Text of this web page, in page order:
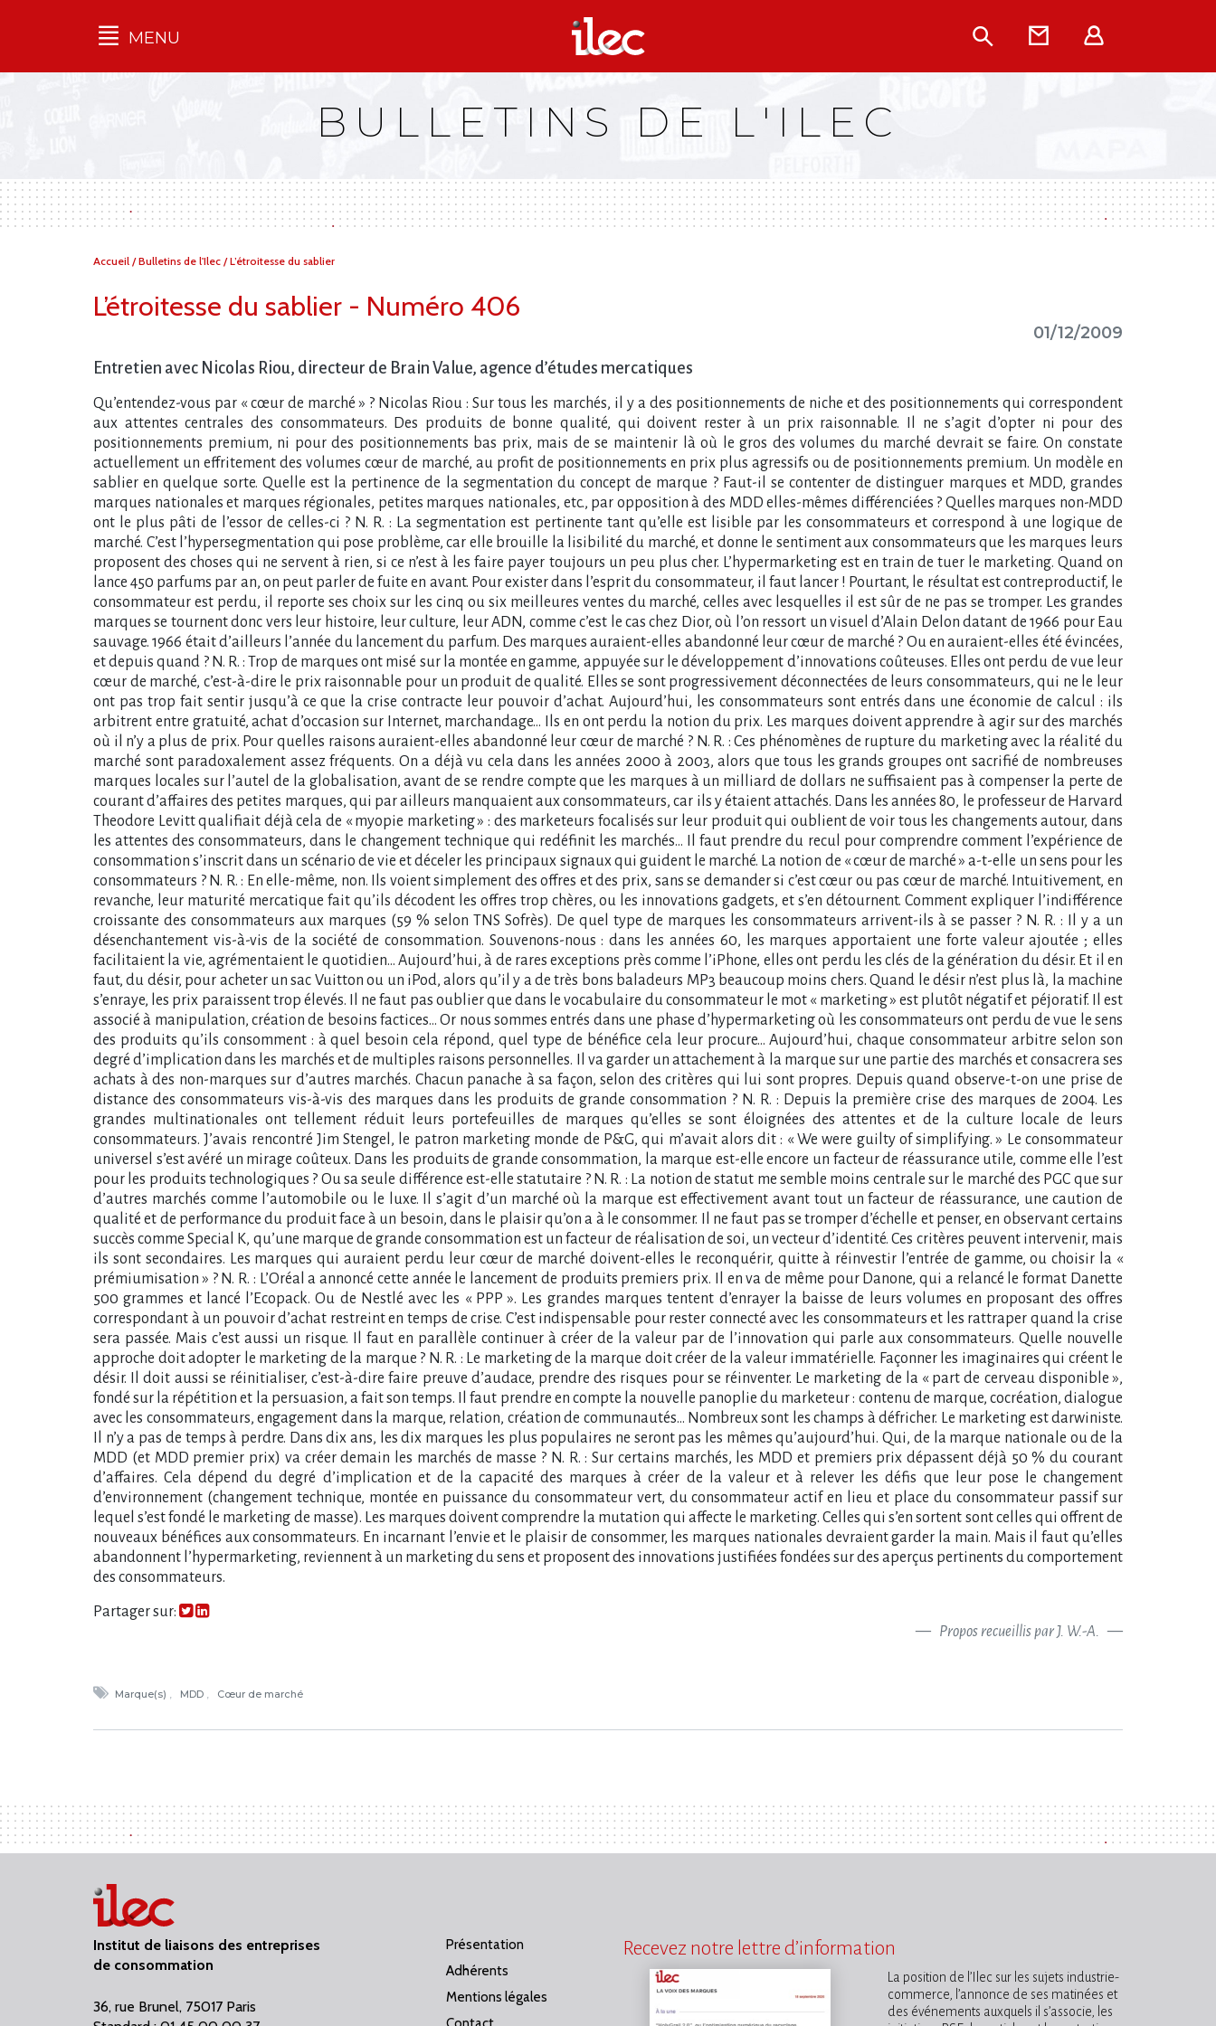
Qu'est-ce que l’Ilec
Campagnes
multimarques
MENU Rechercher
Contact
BULLETINS DE L'ILEC
Vous
Accueil /Bulletins de l'Ilec /L’étroitesse du sablier
L’étroitesse du sablier - Numéro 406
01/12/2009
Entretien avec Nicolas Riou, directeur de Brain Value, agence d’études mercatiques
Qu’entendez-vous par « cœur de marché » ? Nicolas Riou : Sur tous les marchés, il y a des positionnements de niche et des positionnements qui correspondent
aux attentes centrales des consommateurs. Des produits de bonne qualité, qui doivent rester à un prix raisonnable. Il ne s’agit d’opter ni pour des
positionnements premium, ni pour des positionnements bas prix, mais de se maintenir là où le gros des volumes du marché devrait se faire. On constate
actuellement un effritement des volumes cœur de marché, au profit de positionnements en prix plus agressifs ou de positionnements premium. Un modèle en
sablier en quelque sorte. Quelle est la pertinence de la segmentation du concept de marque ? Faut-il se contenter de distinguer marques et MDD, grandes
marques nationales et marques régionales, petites marques nationales, etc., par opposition à des MDD elles-mêmes différenciées ? Quelles marques non-MDD
ont le plus pâti de l’essor de celles-ci ? N. R. : La segmentation est pertinente tant qu’elle est lisible par les consommateurs et correspond à une logique de
marché. C’est l’hypersegmentation qui pose problème, car elle brouille la lisibilité du marché, et donne le sentiment aux consommateurs que les marques leurs
proposent des choses qui ne servent à rien, si ce n’est à les faire payer toujours un peu plus cher. L’hypermarketing est en train de tuer le marketing. Quand on
lance 450 parfums par an, on peut parler de fuite en avant. Pour exister dans l’esprit du consommateur, il faut lancer ! Pourtant, le résultat est contreproductif, le
consommateur est perdu, il reporte ses choix sur les cinq ou six meilleures ventes du marché, celles avec lesquelles il est sûr de ne pas se tromper. Les grandes
marques se tournent donc vers leur histoire, leur culture, leur ADN, comme c’est le cas chez Dior, où l’on ressort un visuel d’Alain Delon datant de 1966 pour Eau
sauvage. 1966 était d’ailleurs l’année du lancement du parfum. Des marques auraient-elles abandonné leur cœur de marché ? Ou en auraient-elles été évincées,
et depuis quand ? N. R. : Trop de marques ont misé sur la montée en gamme, appuyée sur le développement d’innovations coûteuses. Elles ont perdu de vue leur
cœur de marché, c’est-à-dire le prix raisonnable pour un produit de qualité. Elles se sont progressivement déconnectées de leurs consommateurs, qui ne le leur
ont pas trop fait sentir jusqu’à ce que la crise contracte leur pouvoir d’achat. Aujourd’hui, les consommateurs sont entrés dans une économie de calcul : ils
arbitrent entre gratuité, achat d’occasion sur Internet, marchandage… Ils en ont perdu la notion du prix. Les marques doivent apprendre à agir sur des marchés
où il n’y a plus de prix. Pour quelles raisons auraient-elles abandonné leur cœur de marché ? N. R. : Ces phénomènes de rupture du marketing avec la réalité du
marché sont paradoxalement assez fréquents. On a déjà vu cela dans les années 2000 à 2003, alors que tous les grands groupes ont sacrifié de nombreuses
marques locales sur l’autel de la globalisation, avant de se rendre compte que les marques à un milliard de dollars ne suffisaient pas à compenser la perte de
courant d’affaires des petites marques, qui par ailleurs manquaient aux consommateurs, car ils y étaient attachés. Dans les années 80, le professeur de Harvard
Theodore Levitt qualifiait déjà cela de « myopie marketing » : des marketeurs focalisés sur leur produit qui oublient de voir tous les changements autour, dans
les attentes des consommateurs, dans le changement technique qui redéfinit les marchés… Il faut prendre du recul pour comprendre comment l’expérience de
consommation s’inscrit dans un scénario de vie et déceler les principaux signaux qui guident le marché. La notion de « cœur de marché » a-t-elle un sens pour les
consommateurs ? N. R. : En elle-même, non. Ils voient simplement des offres et des prix, sans se demander si c’est cœur ou pas cœur de marché. Intuitivement, en
revanche, leur maturité mercatique fait qu’ils décodent les offres trop chères, ou les innovations gadgets, et s’en détournent. Comment expliquer l’indifférence
croissante des consommateurs aux marques (59 % selon TNS Sofrès). De quel type de marques les consommateurs arrivent-ils à se passer ? N. R. : Il y a un
désenchantement vis-à-vis de la société de consommation. Souvenons-nous : dans les années 60, les marques apportaient une forte valeur ajoutée ; elles
facilitaient la vie, agrémentaient le quotidien… Aujourd’hui, à de rares exceptions près comme l’iPhone, elles ont perdu les clés de la génération du désir. Et il en
faut, du désir, pour acheter un sac Vuitton ou un iPod, alors qu’il y a de très bons baladeurs MP3 beaucoup moins chers. Quand le désir n’est plus là, la machine
s’enraye, les prix paraissent trop élevés. Il ne faut pas oublier que dans le vocabulaire du consommateur le mot « marketing » est plutôt négatif et péjoratif. Il est
associé à manipulation, création de besoins factices… Or nous sommes entrés dans une phase d’hypermarketing où les consommateurs ont perdu de vue le sens
des produits qu’ils consomment : à quel besoin cela répond, quel type de bénéfice cela leur procure… Aujourd’hui, chaque consommateur arbitre selon son
degré d’implication dans les marchés et de multiples raisons personnelles. Il va garder un attachement à la marque sur une partie des marchés et consacrera ses
achats à des non-marques sur d’autres marchés. Chacun panache à sa façon, selon des critères qui lui sont propres. Depuis quand observe-t-on une prise de
distance des consommateurs vis-à-vis des marques dans les produits de grande consommation ? N. R. : Depuis la première crise des marques de 2004. Les
grandes multinationales ont tellement réduit leurs portefeuilles de marques qu’elles se sont éloignées des attentes et de la culture locale de leurs
consommateurs. J’avais rencontré Jim Stengel, le patron marketing monde de P&G, qui m’avait alors dit : « We were guilty of simplifying. » Le consommateur
universel s’est avéré un mirage coûteux. Dans les produits de grande consommation, la marque est-elle encore un facteur de réassurance utile, comme elle l’est
pour les produits technologiques ? Ou sa seule différence est-elle statutaire ? N. R. : La notion de statut me semble moins centrale sur le marché des PGC que sur
d’autres marchés comme l’automobile ou le luxe. Il s’agit d’un marché où la marque est effectivement avant tout un facteur de réassurance, une caution de
qualité et de performance du produit face à un besoin, dans le plaisir qu’on a à le consommer. Il ne faut pas se tromper d’échelle et penser, en observant certains
succès comme Special K, qu’une marque de grande consommation est un facteur de réalisation de soi, un vecteur d’identité. Ces critères peuvent intervenir, mais
ils sont secondaires. Les marques qui auraient perdu leur cœur de marché doivent-elles le reconquérir, quitte à réinvestir l’entrée de gamme, ou choisir la «
prémiumisation » ? N. R. : L’Oréal a annoncé cette année le lancement de produits premiers prix. Il en va de même pour Danone, qui a relancé le format Danette
500 grammes et lancé l’Ecopack. Ou de Nestlé avec les « PPP ». Les grandes marques tentent d’enrayer la baisse de leurs volumes en proposant des offres
correspondant à un pouvoir d’achat restreint en temps de crise. C’est indispensable pour rester connecté avec les consommateurs et les rattraper quand la crise
sera passée. Mais c’est aussi un risque. Il faut en parallèle continuer à créer de la valeur par de l’innovation qui parle aux consommateurs. Quelle nouvelle
approche doit adopter le marketing de la marque ? N. R. : Le marketing de la marque doit créer de la valeur immatérielle. Façonner les imaginaires qui créent le
désir. Il doit aussi se réinitialiser, c’est-à-dire faire preuve d’audace, prendre des risques pour se réinventer. Le marketing de la « part de cerveau disponible »,
fondé sur la répétition et la persuasion, a fait son temps. Il faut prendre en compte la nouvelle panoplie du marketeur : contenu de marque, cocréation, dialogue
avec les consommateurs, engagement dans la marque, relation, création de communautés… Nombreux sont les champs à défricher. Le marketing est darwiniste.
Il n’y a pas de temps à perdre. Dans dix ans, les dix marques les plus populaires ne seront pas les mêmes qu’aujourd’hui. Qui, de la marque nationale ou de la
MDD (et MDD premier prix) va créer demain les marchés de masse ? N. R. : Sur certains marchés, les MDD et premiers prix dépassent déjà 50 % du courant
d’affaires. Cela dépend du degré d’implication et de la capacité des marques à créer de la valeur et à relever les défis que leur pose le changement
d’environnement (changement technique, montée en puissance du consommateur vert, du consommateur actif en lieu et place du consommateur passif sur
lequel s’est fondé le marketing de masse). Les marques doivent comprendre la mutation qui affecte le marketing. Celles qui s’en sortent sont celles qui offrent de
nouveaux bénéfices aux consommateurs. En incarnant l’envie et le plaisir de consommer, les marques nationales devraient garder la main. Mais il faut qu’elles
abandonnent l’hypermarketing, reviennent à un marketing du sens et proposent des innovations justifiées fondées sur des aperçus pertinents du comportement
des consommateurs.
Partager sur:
Propos recueillis par J. W.-A.
Marque(s) MDD Cœur de marché
Institut de liaisons des entreprises
de consommation
36, rue Brunel, 75017 Paris
Présentation
Adhérents
Mentions légales
Recevez notre lettre d’information
La position de l’Ilec sur les sujets industrie-
commerce, l’annonce de ses matinées et
des événements auxquels il s’associe, les